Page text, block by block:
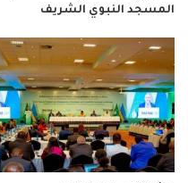
المسجد النبوي الشريف